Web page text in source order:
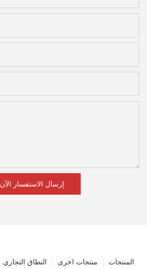
إرسال الاستفسار الآن
المنتجات منتجات اخرى النطاق التجاري